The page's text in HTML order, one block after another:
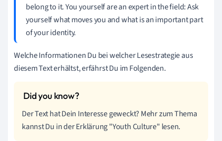
belong to it. You yourself are an expert in the field: Ask
yourself what moves you and what is an important part
of your identity.
Welche Informationen Du bei welcher Lesestrategie aus
diesem Text erhältst, erfährst Du im Folgenden.
Der Text hat Dein Interesse geweckt? Mehr zum Thema
kannst Du in der Erklärung "Youth Culture" lesen.